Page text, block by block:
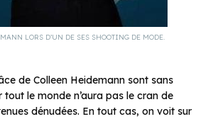
LORS D’UN DE SES SHOOTING DE MODE.
de Colleen Heidemann sont sans
le monde n’aura pas le cran de
dénudées. En tout cas, on voit sur